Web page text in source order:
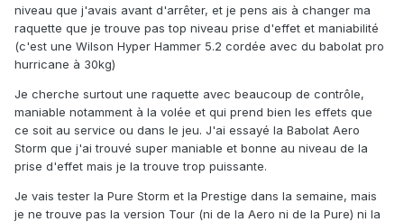
niveau que j'avais avant d'arrêter, et je pens ais à changer ma
raquette que je trouve pas top niveau prise d'effet et maniabilité
(c'est une Wilson Hyper Hammer 5.2 cordée avec du babolat pro
hurricane à 30kg)
Je cherche surtout une raquette avec beaucoup de contrôle,
maniable notamment à la volée et qui prend bien les effets que
ce soit au service ou dans le jeu. J'ai essayé la Babolat Aero
Storm que j'ai trouvé super maniable et bonne au niveau de la
prise d'effet mais je la trouve trop puissante.
Je vais tester la Pure Storm et la Prestige dans la semaine, mais
je ne trouve pas la version Tour (ni de la Aero ni de la Pure) ni la